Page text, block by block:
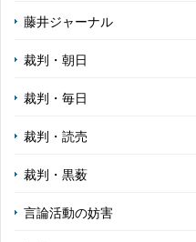
藤井ジャーナル
裁判・朝日
裁判・毎日
裁判・読売
裁判・黒薮
言論活動の妨害